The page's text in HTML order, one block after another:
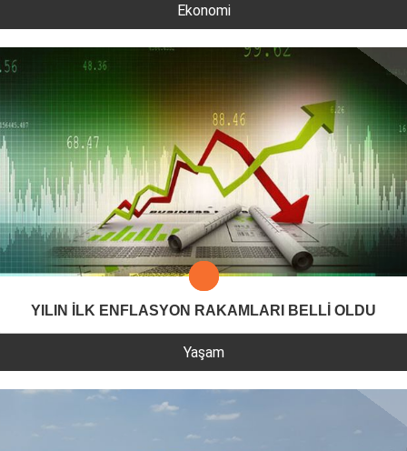
Ekonomi
YILIN İLK ENFLASYON RAKAMLARI BELLİ OLDU
Yaşam